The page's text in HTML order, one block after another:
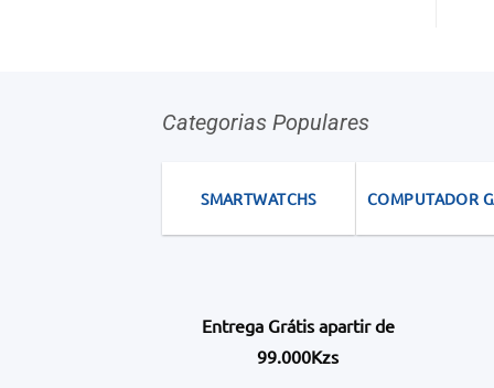
Categorias Populares
SMARTWATCHS COMPUTADOR
Entrega Grátis apartir de
99.000Kzs